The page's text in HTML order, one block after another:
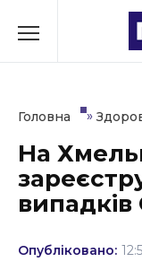
до
Культура
Освіта
Події
Головна »
На
випадків
Опубліковано: